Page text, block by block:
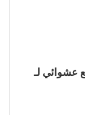
عشوائي لـ